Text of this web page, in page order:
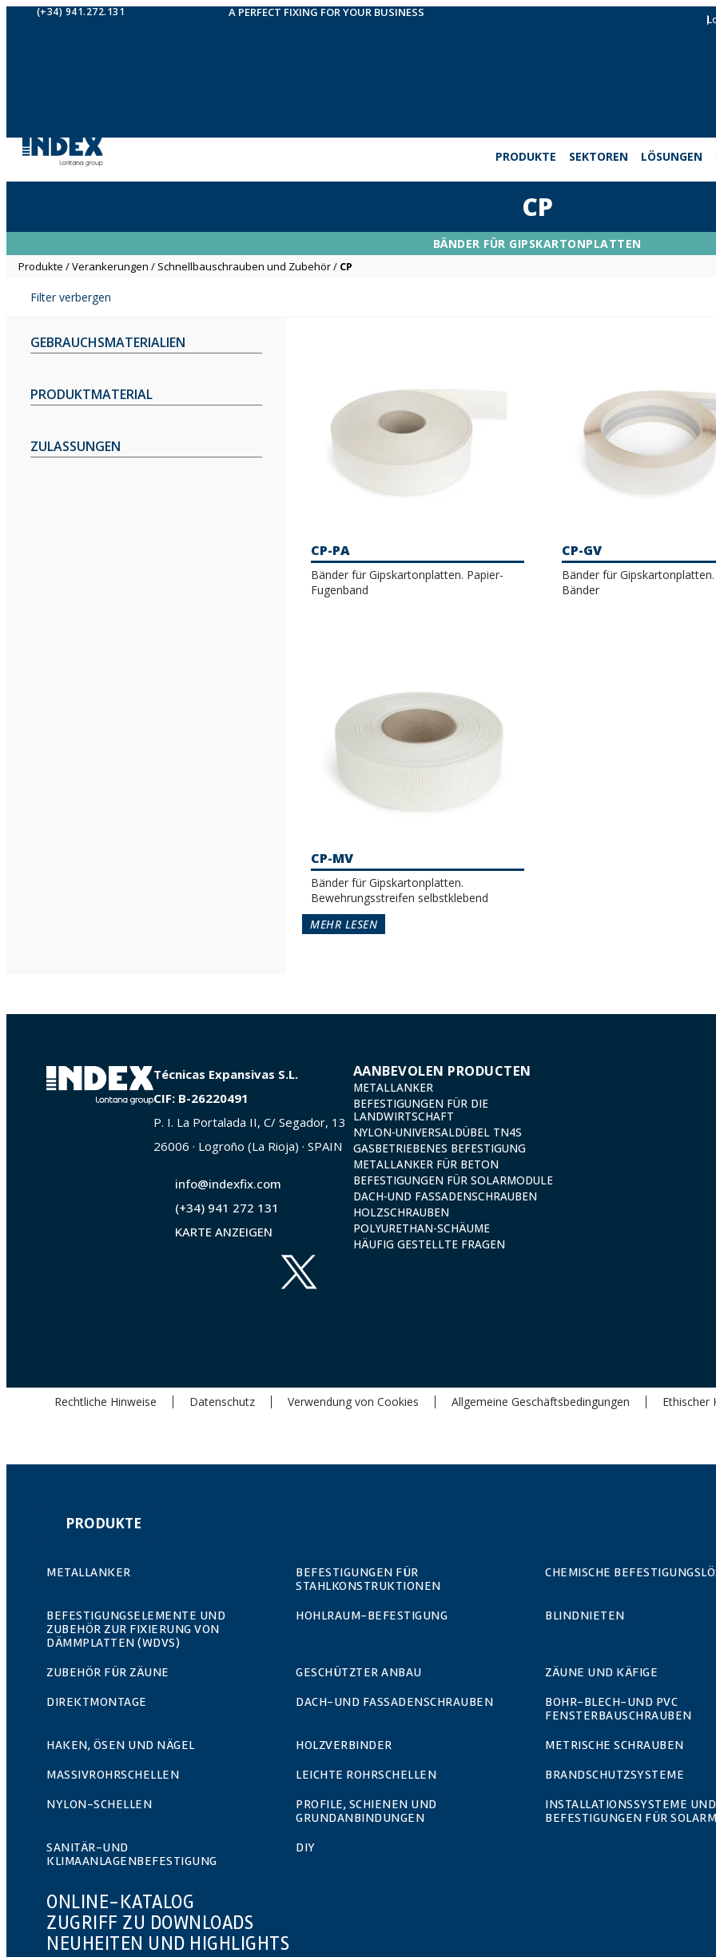
(+34) 941.272.131 A PERFECT FIXING FOR YOUR BUSINESS
PRODUKTE SEKTOREN LÖSUNGEN
CP
BÄNDER FÜR GIPSKARTONPLATTEN
Produkte /Verankerungen / Schnellbauschrauben und Zubehör/ CP
Filter verbergen
GEBRAUCHSMATERIALIEN
PRODUKTMATERIAL
ZULASSUNGEN
CP-PA
Bänder für Gipskartonplatten. Papier-
Fugenband
CP-GV
Bänder für
Bänder
CP-MV
Bänder für Gipskartonplatten.
Bewehrungsstreifen selbstklebend
MEHR LESEN
Técnicas Expansivas S.L.
CIF: B-26220491
P. I. La Portalada II, C/ Segador, 13
26006 · Logroño (La Rioja) · SPAIN
info@indexfix.com
(+34) 941 272 131
KARTE ANZEIGEN
AANBEVOLEN PRODUCTEN
METALLANKER
BEFESTIGUNGEN FÜR DIE
LANDWIRTSCHAFT
NYLON-UNIVERSALDÜBEL TN4S
GASBETRIEBENES BEFESTIGUNG
METALLANKER FÜR BETON
BEFESTIGUNGEN FÜR SOLARMODULE
DACH-UND FASSADENSCHRAUBEN
HOLZSCHRAUBEN
POLYURETHAN-SCHÄUME
HÄUFIG GESTELLTE FRAGEN
Rechtliche Hinweise Datenschutz Verwendung von Cookies Allgemeine Geschäftsbedingungen Ethischer
PRODUKTE
METALLANKER
BEFESTIGUNGEN FÜR
STAHLKONSTRUKTIONEN
CHEMISCHE
BEFESTIGUNGSELEMENTE UND
ZUBEHÖR ZUR FIXIERUNG VON
DÄMMPLATTEN (WDVS)
HOHLRAUM-BEFESTIGUNG BLINDNIETEN
ZUBEHÖR FÜR ZÄUNE GESCHÜTZTER ANBAU ZÄUNE UND KÄFIGE
DIREKTMONTAGE
DACH-UND FASSADENSCHRAUBEN
BOHR-BLECH-UND PVC
FENSTERBAUSCHRAUBEN
HAKEN, ÖSEN UND NÄGEL HOLZVERBINDER METRISCHE SCHRAUBEN
MASSIVROHRSCHELLEN
LEICHTE ROHRSCHELLEN BRANDSCHUTZSYSTEME
NYLON-SCHELLEN
PROFILE, SCHIENEN UND
GRUNDANBINDUNGEN
INSTALLATIONSSYSTEME UND
BEFESTIGUNGEN FÜR
SANITÄR-UND
KLIMAANLAGENBEFESTIGUNG
DIY
ONLINE-KATALOG
ZUGRIFF ZU DOWNLOADS
NEUHEITEN UND HIGHLIGHTS